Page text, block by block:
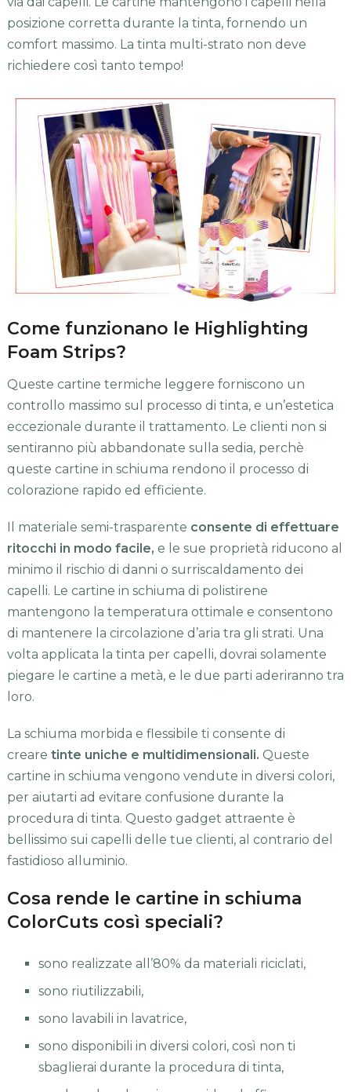
posizione corretta durante la tinta, fornendo un
comfort massimo. La tinta multi-strato non deve
richiedere così tanto tempo!
Come funzionano le Highlighting
Foam Strips?
Queste cartine termiche leggere forniscono un
controllo massimo sul processo di tinta, e un’estetica
eccezionale durante il trattamento. Le clienti non si
sentiranno più abbandonate sulla sedia, perchè
queste cartine in schiuma rendono il processo di
colorazione rapido ed efficiente.
Il materiale semi-trasparente consente di effettuare
ritocchi in modo facile, e le sue proprietà riducono al
minimo il rischio di danni o surriscaldamento dei
capelli. Le cartine in schiuma di polistirene
mantengono la temperatura ottimale e consentono
di mantenere la circolazione d’aria tra gli strati. Una
volta applicata la tinta per capelli, dovrai solamente
piegare le cartine a metà, e le due parti aderiranno tra
loro.
La schiuma morbida e flessibile ti consente di
creare tinte uniche e multidimensionali. Queste
cartine in schiuma vengono vendute in diversi colori,
per aiutarti ad evitare confusione durante la
procedura di tinta. Questo gadget attraente è
bellissimo sui capelli delle tue clienti, al contrario del
fastidioso alluminio.
Cosa rende le cartine in schiuma
ColorCuts così speciali?
sono realizzate all’80% da materiali riciclati,
sono riutilizzabili,
sono lavabili in lavatrice,
sono disponibili in diversi colori, così non ti
sbaglierai durante la procedura di tinta,